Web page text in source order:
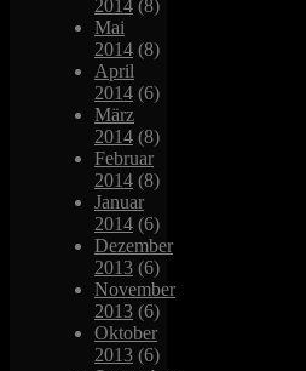
2014 (8)
Mai
2014 (8)
April
2014 (6)
März
2014 (8)
Februar
2014 (8)
Januar
2014 (6)
Dezember
2013 (6)
November
2013 (6)
Oktober
2013 (6)